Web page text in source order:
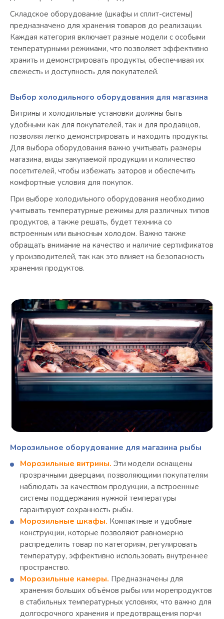
Складское оборудование (шкафы и сплит-системы)
предназначено для хранения товаров до реализации.
Каждая категория включает разные модели с особыми
температурными режимами, что позволяет эффективно
хранить и демонстрировать продукты, обеспечивая их
свежесть и доступность для покупателей.
Выбор холодильного оборудования для магазина
Витрины и холодильные установки должны быть
удобными как для покупателей, так и для продавцов,
позволяя легко демонстрировать и находить продукты.
Для выбора оборудования важно учитывать размеры
магазина, виды закупаемой продукции и количество
посетителей, чтобы избежать заторов и обеспечить
комфортные условия для покупок.
При выборе холодильного оборудования необходимо
учитывать температурные режимы для различных типов
продуктов, а также решать, будет техника со
встроенным или выносным холодом. Важно также
обращать внимание на качество и наличие сертификатов
у производителей, так как это влияет на безопасность
хранения продуктов.
Морозильное оборудование для магазина рыбы
Морозильные витрины. Эти модели оснащены
прозрачными дверцами, позволяющими покупателям
наблюдать за качеством продукции, а встроенные
системы поддержания нужной температуры
гарантируют сохранность рыбы.
Морозильные шкафы. Компактные и удобные
конструкции, которые позволяют равномерно
распределить товар по категориям, регулировать
температуру, эффективно использовать внутреннее
пространство.
Морозильные камеры. Предназначены для
хранения больших объёмов рыбы или морепродуктов
в стабильных температурных условиях, что важно для
долгосрочного хранения и предотвращения порчи